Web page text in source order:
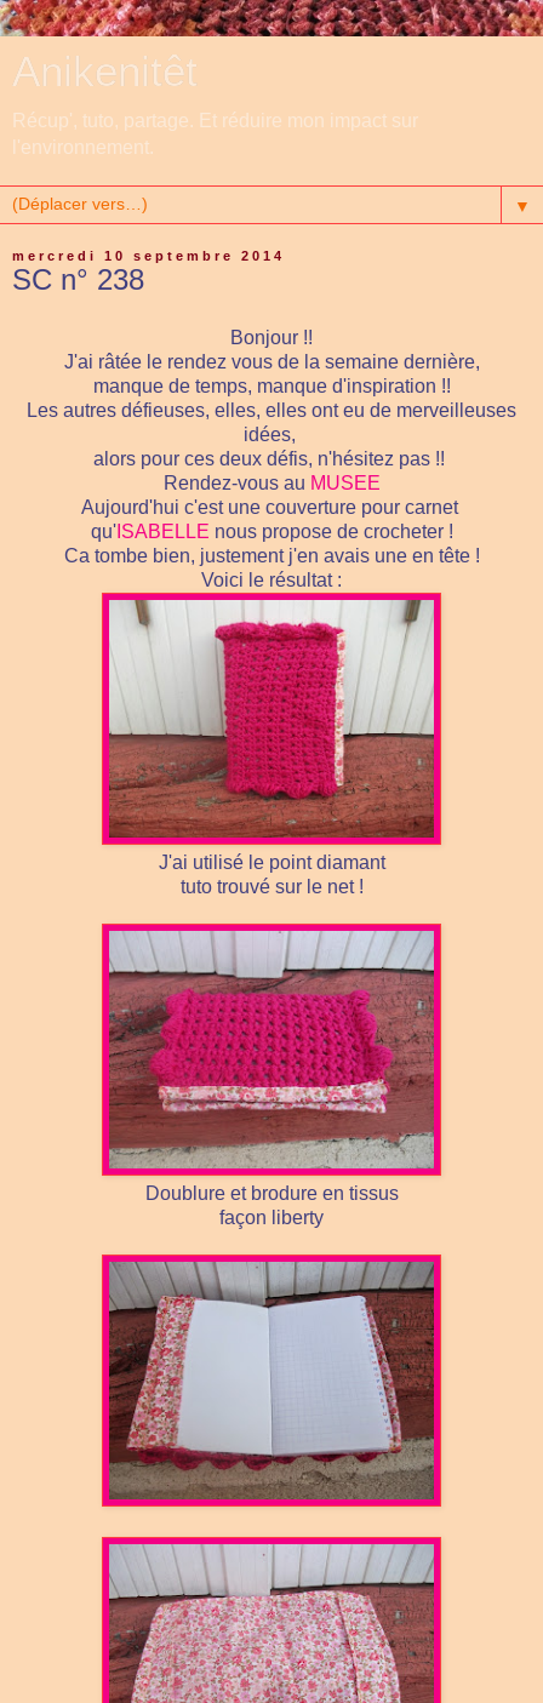
Anikenitêt
Récup', tuto, partage. Et réduire mon impact sur
l'environnement.
▼
mercredi 10 septembre 2014
SC n° 238
Bonjour !!
J'ai râtée le rendez vous de la semaine dernière,
manque de temps, manque d'inspiration !!
Les autres défieuses, elles, elles ont eu de merveilleuses
idées,
alors pour ces deux défis, n'hésitez pas !!
Rendez-vous au MUSEE
Aujourd'hui c'est une couverture pour carnet
qu'ISABELLE nous propose de crocheter !
Ca tombe bien, justement j'en avais une en tête !
Voici le résultat :
J'ai utilisé le point diamant
tuto trouvé sur le net !
Doublure et brodure en tissus
façon liberty